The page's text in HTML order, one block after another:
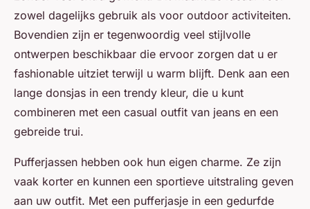
zowel dagelijks gebruik als voor outdoor activiteiten.
Bovendien zijn er tegenwoordig veel stijlvolle
ontwerpen beschikbaar die ervoor zorgen dat u er
fashionable uitziet terwijl u warm blijft. Denk aan een
lange donsjas in een trendy kleur, die u kunt
combineren met een casual outfit van jeans en een
gebreide trui.
Pufferjassen hebben ook hun eigen charme. Ze zijn
vaak korter en kunnen een sportieve uitstraling geven
aan uw outfit. Met een pufferjasje in een gedurfde